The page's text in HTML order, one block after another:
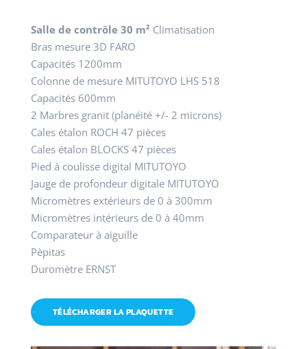
Salle de contrôle 30 m² Climatisation
Bras mesure 3D FARO
Capacités 1200mm
Colonne de mesure MITUTOYO LHS 518
Capacités 600mm
2 Marbres granit (planéité +/- 2 microns)
Cales étalon ROCH 47 pièces
Cales étalon BLOCKS 47 pièces
Pied à coulisse digital MITUTOYO
Jauge de profondeur digitale MITUTOYO
Micromètres extérieurs de 0 à 300mm
Micromètres intérieurs de 0 à 40mm
Comparateur à aiguille
Pèpitas
Duromètre ERNST
TÉLÉCHARGER LA PLAQUETTE